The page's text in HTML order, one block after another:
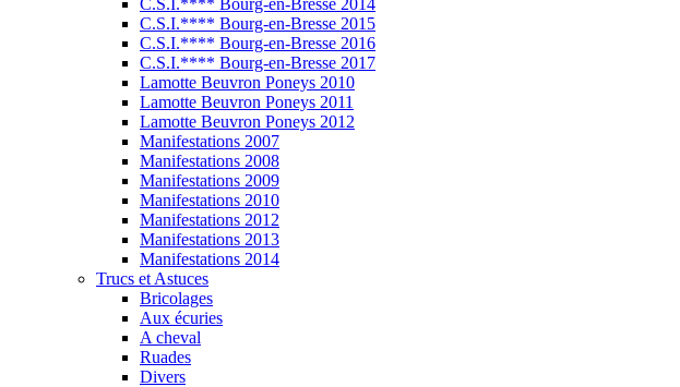
C.S.I.**** Bourg-en-Bresse 2015
C.S.I.**** Bourg-en-Bresse 2016
C.S.I.**** Bourg-en-Bresse 2017
Lamotte Beuvron Poneys 2010
Lamotte Beuvron Poneys 2011
Lamotte Beuvron Poneys 2012
Manifestations 2007
Manifestations 2008
Manifestations 2009
Manifestations 2010
Manifestations 2012
Manifestations 2013
Manifestations 2014
Trucs et Astuces
Bricolages
Aux écuries
A cheval
Ruades
Divers